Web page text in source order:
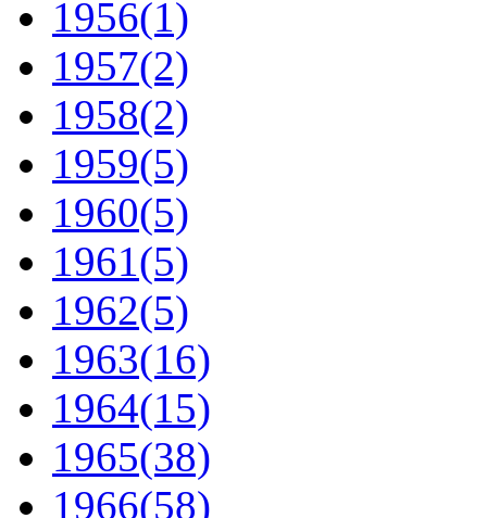
1956(1)
1957(2)
1958(2)
1959(5)
1960(5)
1961(5)
1962(5)
1963(16)
1964(15)
1965(38)
1966(58)